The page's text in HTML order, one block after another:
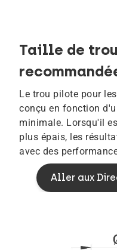
Taille de
Le trou pilote pour
conçu en fonction
minimale. Lorsqu'il
plus épais, les
avec des
Aller aux